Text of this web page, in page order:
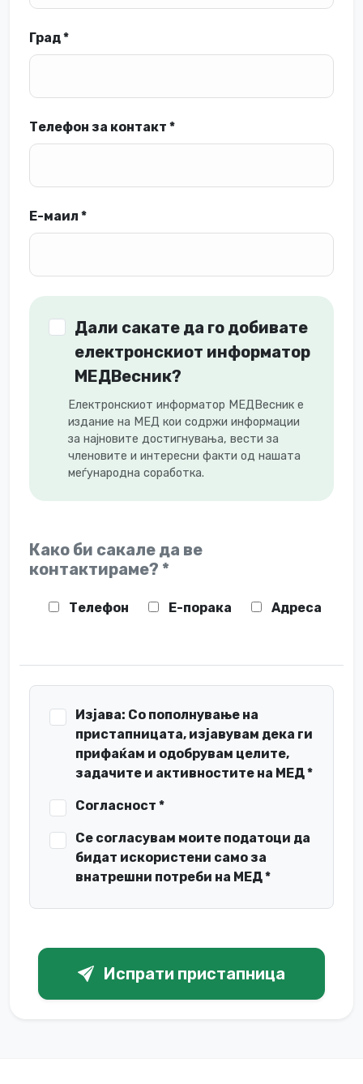
Град *
Телефон за контакт *
Е-маил *
Дали сакате да го добивате
електронскиот информатор
МЕДВесник?
Електронскиот информатор МЕДВесник е
издание на МЕД кои содржи информации
за најновите достигнувања, вести за
членовите и интересни факти од нашата
меѓународна соработка.
Како би сакале да ве
контактираме? *
Телефон Е-порака Адреса
Изјава: Со пополнување на
пристапницата, изјавувам дека ги
прифаќам и одобрувам целите,
задачите и активностите на МЕД *
Согласност *
Се согласувам моите податоци да
бидат искористени само за
внатрешни потреби на МЕД *
Испрати пристапница